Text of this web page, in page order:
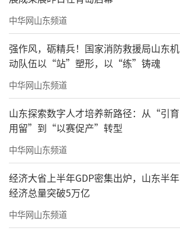
中华网山东频道
强作风，砺精兵！国家消防救援局山东机
动队伍以“站”塑形，以“练”铸魂
中华网山东频道
山东探索数字人才培养新路径：从“引育
用留”到“以赛促产”转型
中华网山东频道
经济大省上半年GDP密集出炉，山东半年
经济总量突破5万亿
中华网山东频道